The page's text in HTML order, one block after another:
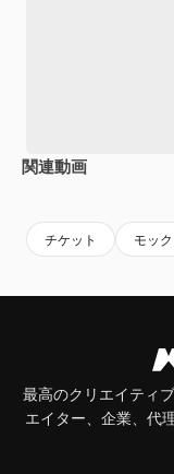
関連動画
チケット モッ
最高のクリエイティ
エイター、企業、代